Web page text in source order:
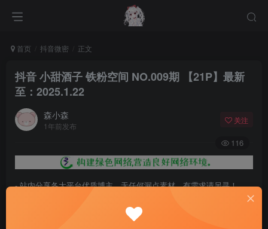
首页 抖音微密 正文
抖音 小甜酒子 铁粉空间 NO.009期 【21P】最新
至：2025.1.22
森小森
1年前发布
关注
116
- 站内分享各大平台优质博主，无任何漏点素材，有需求请另寻！
- 百度网盘提示提取码错误，请更换浏览器重试，这是百度网盘版本问